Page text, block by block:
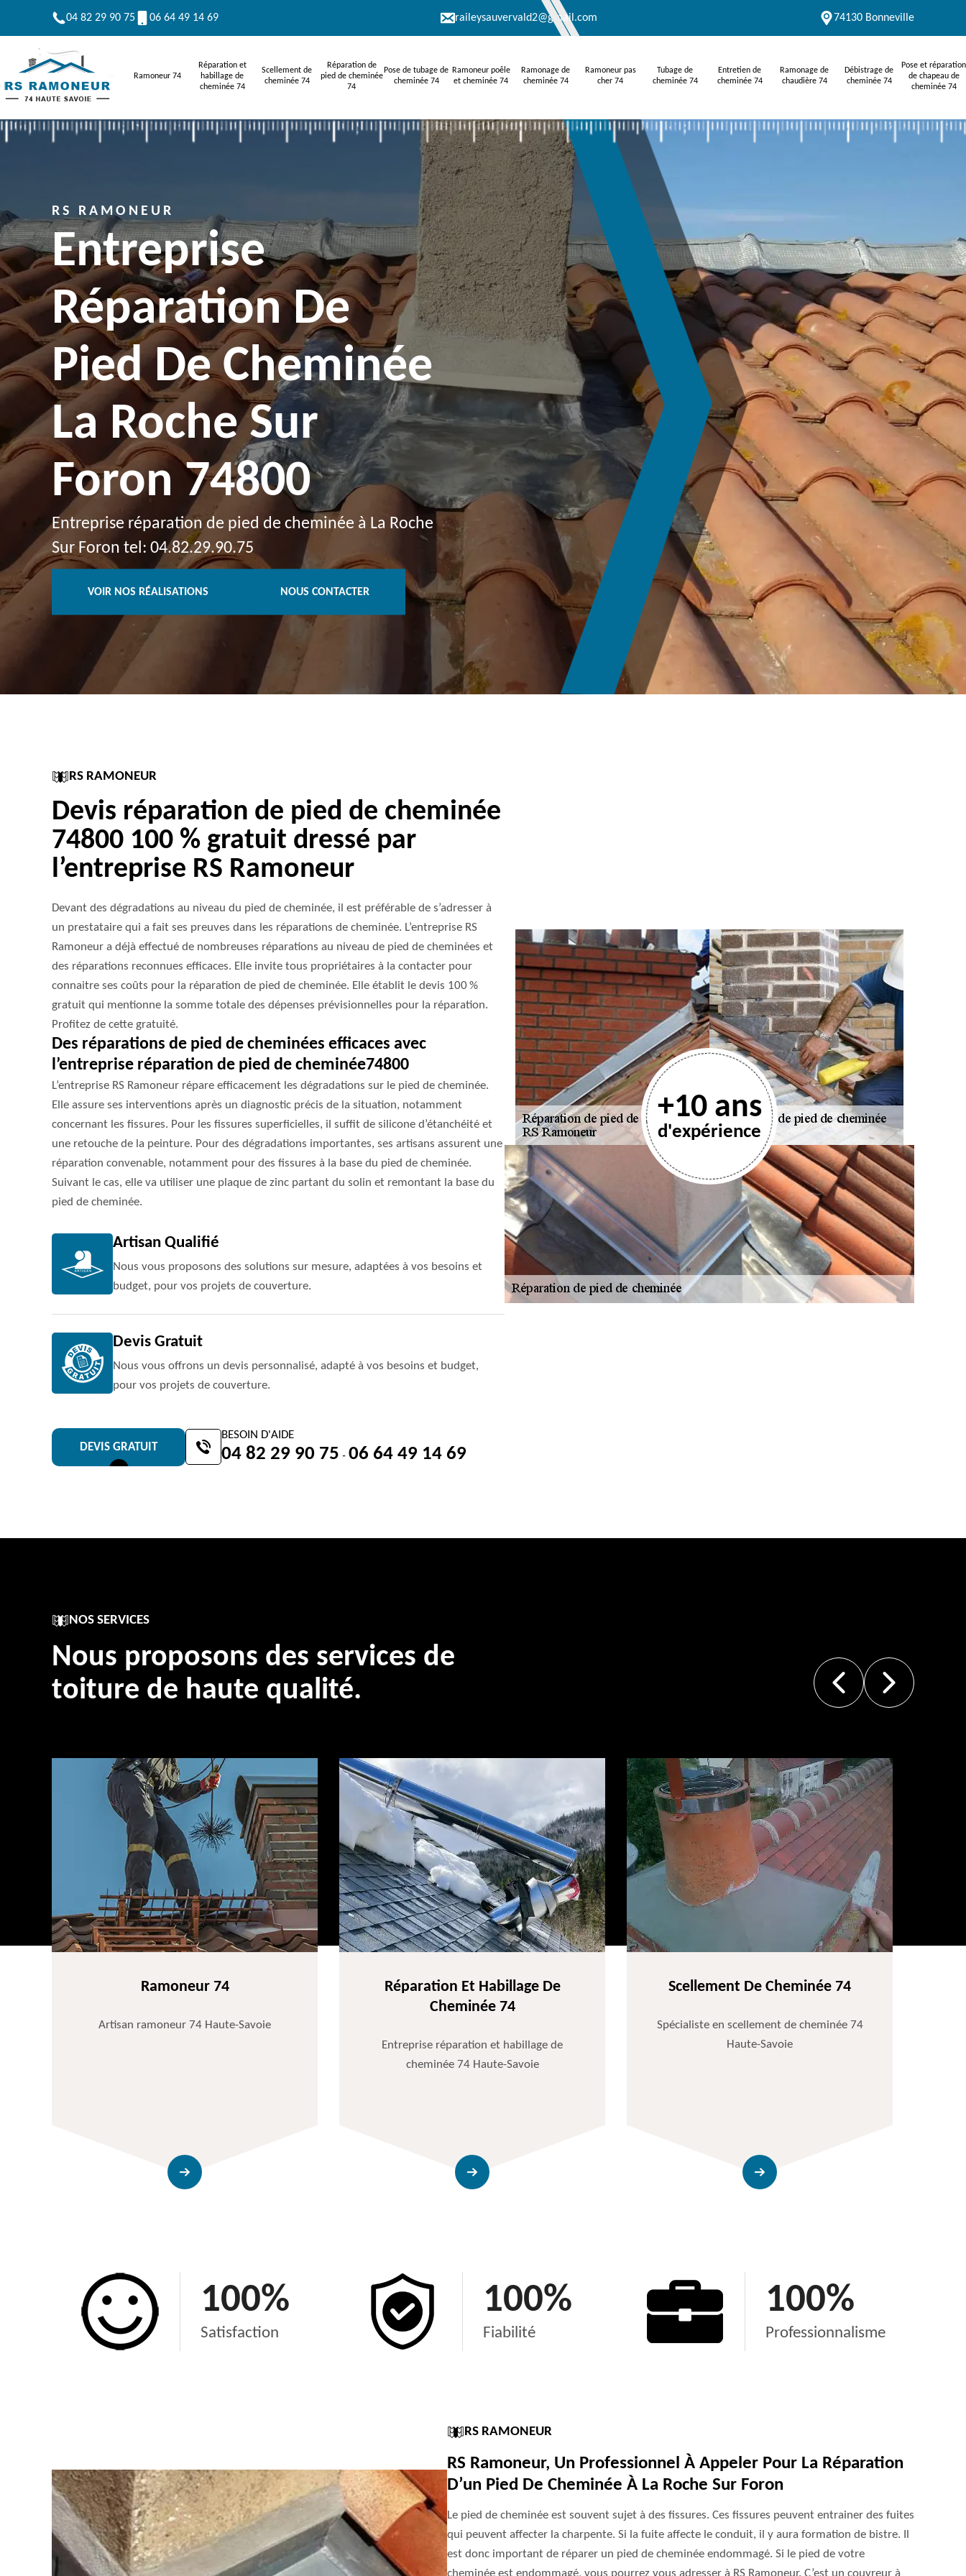
04 82 29 90 75 06 64 49 14 69 raileysauvervald2@gmail.com 74130 Bonneville
Ramoneur 74
Réparation et
habillage de
cheminée 74
Scellement de
cheminée 74
Réparation de
pied de cheminée
74
Pose de tubage de
cheminée 74
Ramoneur poêle
et cheminée 74
Ramonage de
cheminée 74
Ramoneur pas
cher 74
Tubage de
cheminée 74
Entretien de
cheminée 74
Ramonage de
chaudière 74
Débistrage de
cheminée 74
Pose et réparation
de chapeau de
cheminée 74
RS RAMONEUR
Entreprise
Réparation De
Pied De Cheminée
La Roche Sur
Foron 74800
Entreprise réparation de pied de cheminée à La Roche
Sur Foron tel: 04.82.29.90.75
VOIR NOS RÉALISATIONS NOUS CONTACTER
RS RAMONEUR
Devis réparation de pied de cheminée
74800 100 % gratuit dressé par
l’entreprise RS Ramoneur
Devant des dégradations au niveau du pied de cheminée, il est préférable de s’adresser à
un prestataire qui a fait ses preuves dans les réparations de cheminée. L’entreprise RS
Ramoneur a déjà effectué de nombreuses réparations au niveau de pied de cheminées et
des réparations reconnues efficaces. Elle invite tous propriétaires à la contacter pour
connaitre ses coûts pour la réparation de pied de cheminée. Elle établit le devis 100 %
gratuit qui mentionne la somme totale des dépenses prévisionnelles pour la réparation.
Profitez de cette gratuité.
Des réparations de pied de cheminées efficaces avec
l’entreprise réparation de pied de cheminée74800
L’entreprise RS Ramoneur répare efficacement les dégradations sur le pied de cheminée.
Elle assure ses interventions après un diagnostic précis de la situation, notamment
concernant les fissures. Pour les fissures superficielles, il suffit de silicone d’étanchéité et
une retouche de la peinture. Pour des dégradations importantes, ses artisans assurent une
réparation convenable, notamment pour des fissures à la base du pied de cheminée.
Suivant le cas, elle va utiliser une plaque de zinc partant du solin et remontant la base du
pied de cheminée.
Artisan Qualifié
Nous vous proposons des solutions sur mesure, adaptées à vos besoins et
budget, pour vos projets de couverture.
Devis Gratuit
Nous vous offrons un devis personnalisé, adapté à vos besoins et budget,
pour vos projets de couverture.
DEVIS GRATUIT
BESOIN D'AIDE
04 82 29 90 75 - 06 64 49 14 69
+10 ans
d'expérience
NOS SERVICES
Nous proposons des services de
toiture de haute qualité.
Ramoneur 74
Artisan ramoneur 74 Haute-Savoie
Réparation Et Habillage De
Cheminée 74
Entreprise réparation et habillage de
cheminée 74 Haute-Savoie
Scellement De Cheminée 74
Spécialiste en scellement de cheminée 74
Haute-Savoie
100%
Satisfaction
100%
Fiabilité
100%
Professionnalisme
RS RAMONEUR
RS Ramoneur, Un Professionnel À Appeler Pour La Réparation
D’un Pied De Cheminée À La Roche Sur Foron
Le pied de cheminée est souvent sujet à des fissures. Ces fissures peuvent entrainer des fuites
qui peuvent affecter la charpente. Si la fuite affecte le conduit, il y aura formation de bistre. Il
est donc important de réparer un pied de cheminée endommagé. Si le pied de votre
cheminée est endommagé, vous pourrez vous adresser à RS Ramoneur. C’est un couvreur à